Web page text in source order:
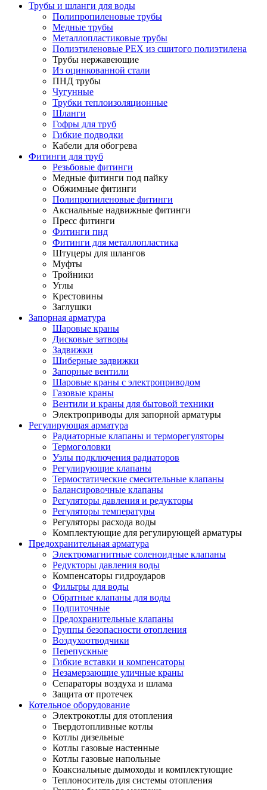
Трубы и шланги для воды
Полипропиленовые трубы
Медные трубы
Металлопластиковые трубы
Полиэтиленовые PEX из сшитого полиэтилена
Трубы нержавеющие
Из оцинкованной стали
ПНД трубы
Чугунные
Трубки теплоизоляционные
Шланги
Гофры для труб
Гибкие подводки
Кабели для обогрева
Фитинги для труб
Резьбовые фитинги
Медные фитинги под пайку
Обжимные фитинги
Полипропиленовые фитинги
Аксиальные надвижные фитинги
Пресс фитинги
Фитинги пнд
Фитинги для металлопластика
Штуцеры для шлангов
Муфты
Тройники
Углы
Крестовины
Заглушки
Запорная арматура
Шаровые краны
Дисковые затворы
Задвижки
Шиберные задвижки
Запорные вентили
Шаровые краны с электроприводом
Газовые краны
Вентили и краны для бытовой техники
Электроприводы для запорной арматуры
Регулирующая арматура
Радиаторные клапаны и терморегуляторы
Термоголовки
Узлы подключения радиаторов
Регулирующие клапаны
Термостатические смесительные клапаны
Балансировочные клапаны
Регуляторы давления и редукторы
Регуляторы температуры
Регуляторы расхода воды
Комплектующие для регулирующей арматуры
Предохранительная арматура
Электромагнитные соленоидные клапаны
Редукторы давления воды
Компенсаторы гидроударов
Фильтры для воды
Обратные клапаны для воды
Подпиточные
Предохранительные клапаны
Группы безопасности отопления
Воздухоотводчики
Перепускные
Гибкие вставки и компенсаторы
Незамерзающие уличные краны
Сепараторы воздуха и шлама
Защита от протечек
Котельное оборудование
Электрокотлы для отопления
Твердотопливные котлы
Котлы дизельные
Котлы газовые настенные
Котлы газовые напольные
Коаксиальные дымоходы и комплектующие
Теплоноситель для системы отопления